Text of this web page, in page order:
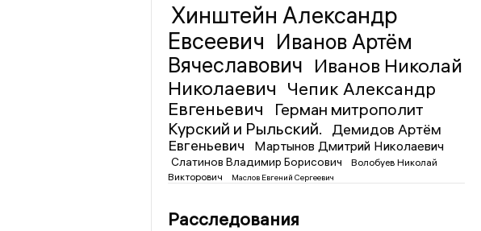
Хинштейн Александр
Евсеевич Иванов Артём
Вячеславович Иванов Николай
Николаевич Чепик Александр
Евгеньевич
Герман митрополит
Курский и Рыльский.
Демидов Артём
Евгеньевич
Мартынов Дмитрий Николаевич
Слатинов Владимир Борисович
Волобуев Николай
Викторович
Маслов Евгений Сергеевич
Расследования